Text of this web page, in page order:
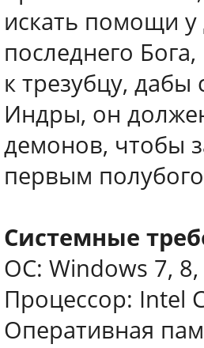
искать помощи
последнего
к трезубцу,
Индры, он
демонов, чтобы
первым
Системные
ОС: Windows 7, 8,
Процессор: Intel
Оперативная